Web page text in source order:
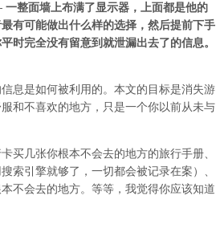
一整面墙上布满了显示器，上面都是他的
有可能做出什么样的选择，然后提前下手
时完全没有留意到就泄漏出去了的信息。
息是如何被利用的。本文的目标是消失游
和不喜欢的地方，只是一个你以前从未与
买几张你根本不会去的地方的旅行手册、
索引擎就够了，一切都会被记录在案）、
不会去的地方。等等，我觉得你应该知道